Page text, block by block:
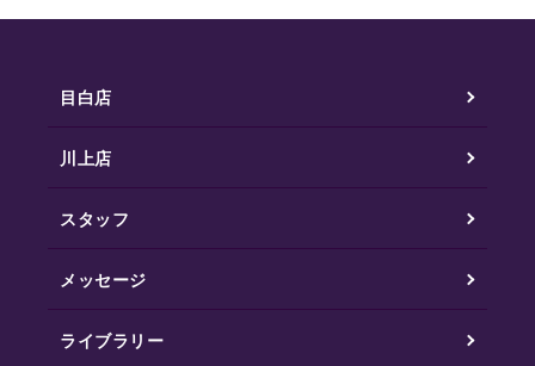
目白店
川上店
スタッフ
メッセージ
ライブラリー